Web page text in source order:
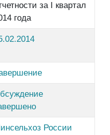
за I квартал
года
России